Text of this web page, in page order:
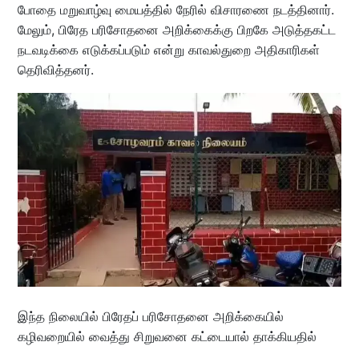
போதை மறுவாழ்வு மையத்தில் நேரில் விசாரணை நடத்தினார்.
மேலும், பிரேத பரிசோதனை அறிக்கைக்கு பிறகே அடுத்தகட்ட
நடவடிக்கை எடுக்கப்படும் என்று காவல்துறை அதிகாரிகள்
தெரிவித்தனர்.
இந்த நிலையில் பிரேதப் பரிசோதனை அறிக்கையில்
கழிவறையில் வைத்து சிறுவனை கட்டையால் தாக்கியதில்